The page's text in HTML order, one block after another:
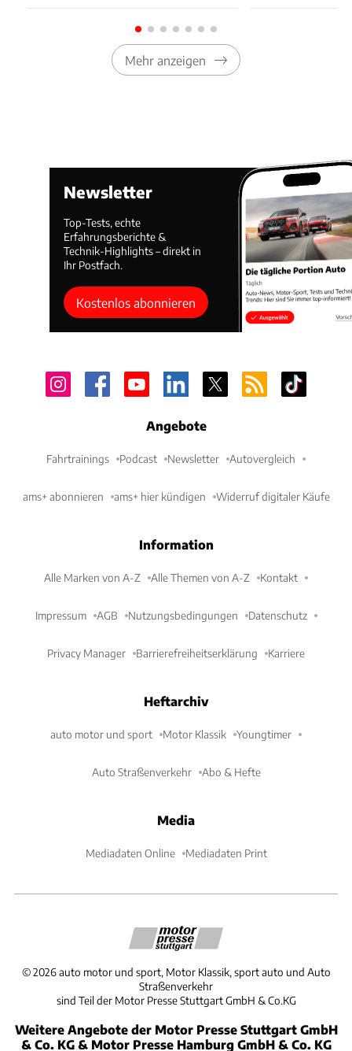
Mehr anzeigen
Newsletter
Top-Tests, echte
Erfahrungsberichte &
Technik-Highlights – direkt in
Ihr Postfach.
Kostenlos abonnieren
Angebote
Fahrtrainings Podcast Newsletter Autovergleich
ams+ abonnieren ams+ hier kündigen Widerruf digitaler Käufe
Information
Alle Marken von A-Z Alle Themen von A-Z Kontakt
Impressum AGB Nutzungsbedingungen Datenschutz
Privacy Manager Barrierefreiheitserklärung Karriere
Heftarchiv
auto motor und sport Motor Klassik Youngtimer
Auto Straßenverkehr Abo & Hefte
Media
Mediadaten Online Mediadaten Print
©2026 auto motor und sport, Motor Klassik, sport auto und Auto
Straßenverkehr
sind Teil der Motor Presse Stuttgart GmbH & Co.KG
Weitere Angebote der Motor Presse Stuttgart GmbH
& Co. KG & Motor Presse Hamburg GmbH & Co. KG